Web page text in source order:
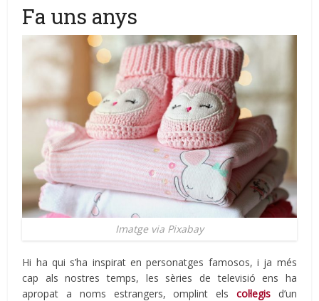
Fa uns anys
Imatge via Pixabay
Hi ha qui s’ha inspirat en personatges famosos, i ja més
cap als nostres temps, les sèries de televisió ens ha
apropat a noms estrangers, omplint els col·legis
d’un